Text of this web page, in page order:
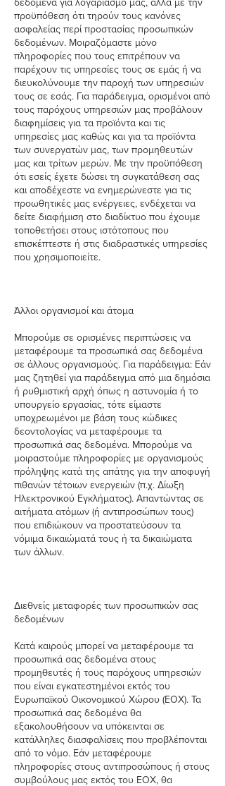
προϋπόθεση ότι τηρούν τους κανόνες
ασφαλείας περί προστασίας προσωπικών
δεδομένων. Μοιραζόμαστε μόνο
πληροφορίες που τους επιτρέπουν να
παρέχουν τις υπηρεσίες τους σε εμάς ή να
διευκολύνουμε την παροχή των υπηρεσιών
τους σε εσάς. Για παράδειγμα, ορισμένοι από
τους παρόχους υπηρεσιών μας προβάλουν
διαφημίσεις για τα προϊόντα και τις
υπηρεσίες μας καθώς και για τα προϊόντα
των συνεργατών μας, των προμηθευτών
μας και τρίτων μερών. Με την προϋπόθεση
ότι εσείς έχετε δώσει τη συγκατάθεση σας
και αποδέχεστε να ενημερώνεστε για τις
προωθητικές μας ενέργειες, ενδέχεται να
δείτε διαφήμιση στο διαδίκτυο που έχουμε
τοποθετήσει στους ιστότοπους που
επισκέπτεστε ή στις διαδραστικές υπηρεσίες
που χρησιμοποιείτε.
Άλλοι οργανισμοί και άτομα
Μπορούμε σε ορισμένες περιπτώσεις να
μεταφέρουμε τα προσωπικά σας δεδομένα
σε άλλους οργανισμούς. Για παράδειγμα: Εάν
μας ζητηθεί για παράδειγμα από μια δημόσια
ή ρυθμιστική αρχή όπως η αστυνομία ή το
υπουργείο εργασίας, τότε είμαστε
υποχρεωμένοι με βάση τους κώδικες
δεοντολογίας να μεταφέρουμε τα
προσωπικά σας δεδομένα. Μπορούμε να
μοιραστούμε πληροφορίες με οργανισμούς
πρόληψης κατά της απάτης για την αποφυγή
πιθανών τέτοιων ενεργειών (π.χ. Δίωξη
Ηλεκτρονικού Εγκλήματος). Απαντώντας σε
αιτήματα ατόμων (ή αντιπροσώπων τους)
που επιδιώκουν να προστατεύσουν τα
νόμιμα δικαιώματά τους ή τα δικαιώματα
των άλλων.
Διεθνείς μεταφορές των προσωπικών σας
δεδομένων
Κατά καιρούς μπορεί να μεταφέρουμε τα
προσωπικά σας δεδομένα στους
προμηθευτές ή τους παρόχους υπηρεσιών
που είναι εγκατεστημένοι εκτός του
Ευρωπαϊκού Οικονομικού Χώρου (ΕΟΧ). Τα
προσωπικά σας δεδομένα θα
εξακολουθήσουν να υπόκεινται σε
κατάλληλες διασφαλίσεις που προβλέπονται
από το νόμο. Εάν μεταφέρουμε
πληροφορίες στους αντιπροσώπους ή στους
συμβούλους μας εκτός του ΕΟΧ, θα